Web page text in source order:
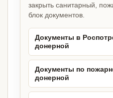
закрыть санитарный,
блок документов.
Документы в
донерной
Документы по
донерной